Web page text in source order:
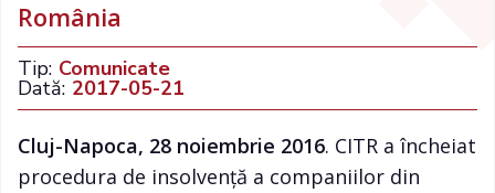
România
Tip: Comunicate
Dată: 2017-05-21
Cluj-Napoca, 28 noiembrie 2016. CITR a încheiat
procedura de insolvență a companiilor din